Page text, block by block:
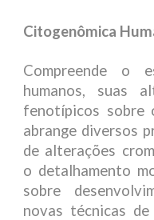
Citogenômica
Compreende o
humanos, suas
fenotípicos sobre
abrange diversos
de alterações
o detalhamento
sobre
novas técnicas de